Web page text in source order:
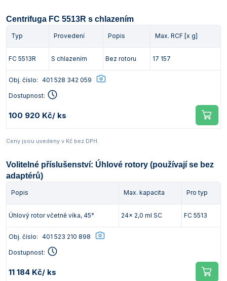
Centrifuga FC 5513R s chlazením
Typ Provedení Popis Max. RCF [x g]
FC 5513R S chlazením Bez rotoru 17 157
Obj. číslo: 401 528 342 059
Dostupnost:
100 920 Kč/ ks
Ceny jsou uvedeny v Kč bez DPH.
Volitelné příslušenství: Úhlové rotory (používají se bez
adaptérů)
Popis Max. kapacita Pro typ
Úhlový rotor včetně víka, 45° 24x 2,0 ml SC FC 5513
Obj. číslo: 401 523 210 898
Dostupnost:
11 184 Kč/ ks